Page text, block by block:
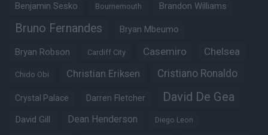
Benjamin Sesko Bournemouth Brandon Williams
Bruno Fernandes Bryan Mbeumo
Bryan Robson Cardiff City Casemiro Chelsea
Chido Obi Christian Eriksen Cristiano Ronaldo
Crystal Palace Darren Fletcher David De Gea
David Gill Dean Henderson Diego Leon